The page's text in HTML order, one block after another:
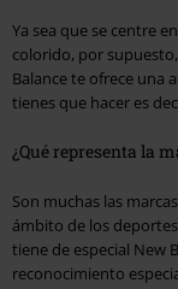
Ya sea que se centre
colorido, por
Balance te ofrece una
tienes que hacer es
¿Qué representa la
Son muchas las
ámbito de los
tiene de especial New
reconocimiento